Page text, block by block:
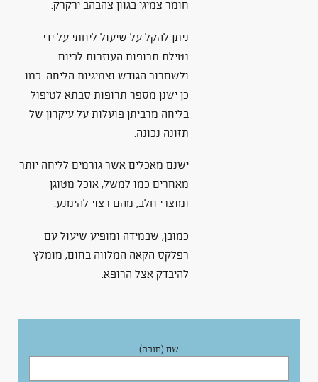
חומר צמיגי בגוון צהבהב ירקרק.
ניתן להקל על שיעול ליחתי על ידי
נטילת תרופות העוזרות לכיוח
ולשחרור הגודש וצמיגיות הליחה. כמו
כן ישנן מספר תרופות סבתא לטיפול
בליחה מרביתן פועלות על עיקרון של
ישנם מאכלים אשר גורמים לליחה יותר
מאחרים כמו למשל, אוכל מטוגן
ומוצרי חלב, מהם רצוי להימנע.
כמובן, שבמידה ומופיע שיעול עם
רפלקס הקאה המלווה בחום, מומלץ
להיבדק אצל הרופא.